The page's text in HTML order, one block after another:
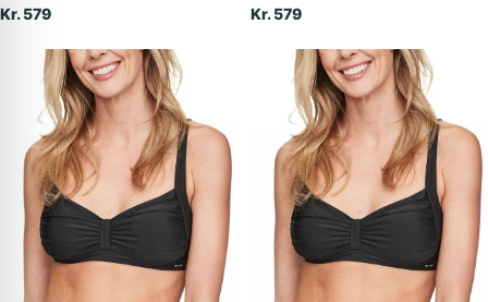
Kr. 579 Kr. 579